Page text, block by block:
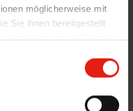
möglicherweise mit
Sie ihnen bereitgestellt
Ihrer Nutzung der Dienste